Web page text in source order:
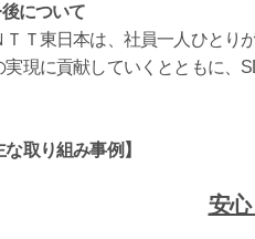
について
Ｔ東日本は、社員一人ひとり
実現に貢献していくとともに、
な取り組み事例】
安